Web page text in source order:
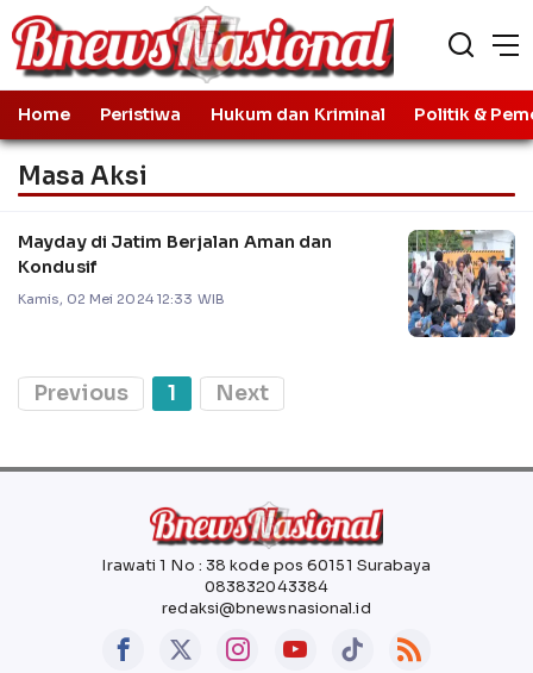
Home Peristiwa Hukum dan Kriminal Politik &
Masa Aksi
Mayday di Jatim Berjalan Aman dan
Kondusif
Kamis, 02 Mei 2024 12:33 WIB
Previous 1 Next
Irawati 1 No : 38 kode pos 60151 Surabaya
083832043384
redaksi@bnewsnasional.id